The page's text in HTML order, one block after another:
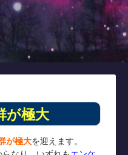
が極大
が極大を迎えます。